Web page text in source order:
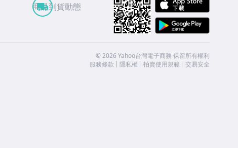
商品到貨動態
©2026 Yahoo台灣電子商務 保留所有權利
服務條款
隱私權 拍賣使用規範 交易安全